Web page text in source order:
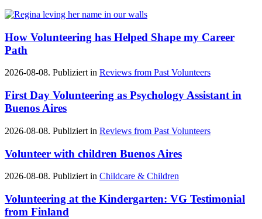
How Volunteering has Helped Shape my Career
Path
2026-08-08. Publiziert in Reviews from Past Volunteers
First Day Volunteering as Psychology Assistant in
Buenos Aires
2026-08-08. Publiziert in Reviews from Past Volunteers
Volunteer with children Buenos Aires
2026-08-08. Publiziert in Childcare & Children
Volunteering at the Kindergarten: VG Testimonial
from Finland